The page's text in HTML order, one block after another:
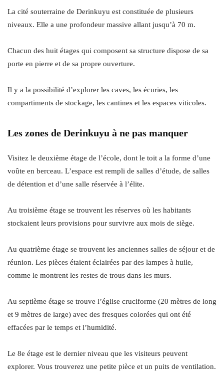
La cité souterraine de Derinkuyu est constituée de plusieurs
niveaux. Elle a une profondeur massive allant jusqu’à 70 m.
Chacun des huit étages qui composent sa structure dispose de sa
porte en pierre et de sa propre ouverture.
Il y a la possibilité d’explorer les caves, les écuries, les
compartiments de stockage, les cantines et les espaces viticoles.
Les zones de Derinkuyu à ne pas manquer
Visitez le deuxième étage de l’école, dont le toit a la forme d’une
voûte en berceau. L’espace est rempli de salles d’étude, de salles
de détention et d’une salle réservée à l’élite.
Au troisième étage se trouvent les réserves où les habitants
stockaient leurs provisions pour survivre aux mois de siège.
Au quatrième étage se trouvent les anciennes salles de séjour et de
réunion. Les pièces étaient éclairées par des lampes à huile,
comme le montrent les restes de trous dans les murs.
Au septième étage se trouve l’église cruciforme (20 mètres de long
et 9 mètres de large) avec des fresques colorées qui ont été
effacées par le temps et l’humidité.
Le 8e étage est le dernier niveau que les visiteurs peuvent
explorer. Vous trouverez une petite pièce et un puits de ventilation.